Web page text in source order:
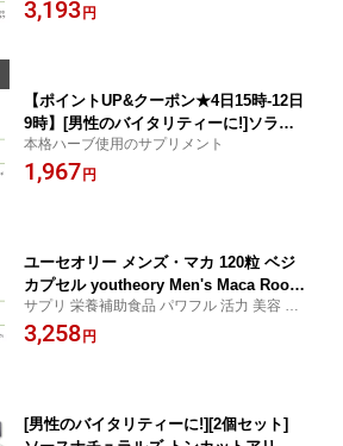
プリメント ビタミン ミネラル ノコギリ
3,193円
【ポイントUP&クーポン★4日15時-12日
9時】[男性のバイタリティーに!]ソラレ
ー トンカットアリ 60粒 1粒あたり400m
g ベジタブルカプセル Solaray Tongkat
本格ハーブ使用のサプリメント
1,967円
ユーセオリー メンズ・マカ 120粒 ベジ
カプセル youtheory Men's Maca Root
サプリメント マカの根 スーパーフード
栄養豊富 健康維持 スキンケア ヘルスケ
サプリ 栄養補助食品 パワフル 活力 美容 ア
ダプトゲン ペルー産
3,258円
[男性のバイタリティーに!][2個セット]